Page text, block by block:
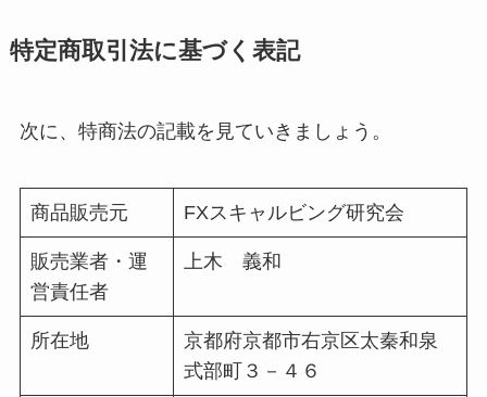
特定商取引法に基づく表記
次に、特商法の記載を見ていきましょう。
商品販売元 FXスキャルビング研究会
販売業者・運
営責任者
上木 義和
所在地
京都府京都市右京区太秦和泉
式部町３－４６